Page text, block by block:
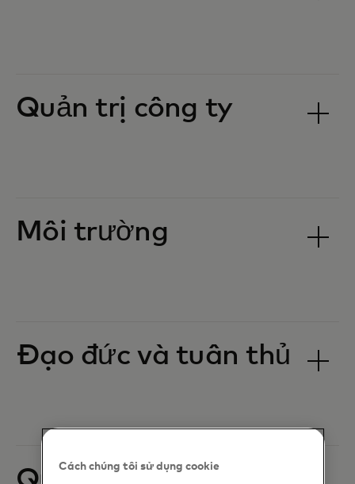
Quản trị công ty
Môi trường
Đạo đức và tuân thủ
Cách chúng tôi sử dụng cookie